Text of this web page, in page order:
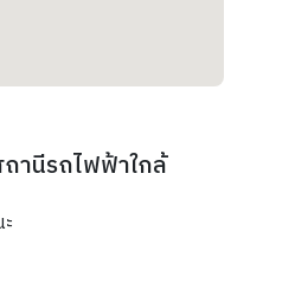
านีรถไฟฟ้าใกล้